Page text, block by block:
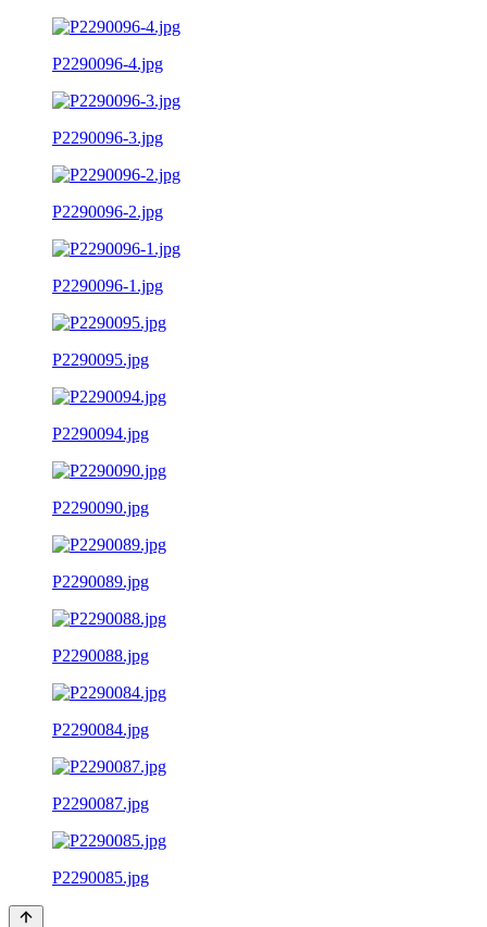
P2290096-4.jpg
P2290096-3.jpg
P2290096-2.jpg
P2290096-1.jpg
P2290095.jpg
P2290094.jpg
P2290090.jpg
P2290089.jpg
P2290088.jpg
P2290084.jpg
P2290087.jpg
P2290085.jpg